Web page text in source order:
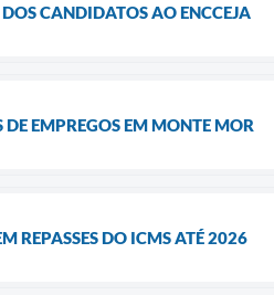
CANDIDATOS AO ENCCEJA
EMPREGOS EM MONTE MOR
REPASSES DO ICMS ATÉ 2026